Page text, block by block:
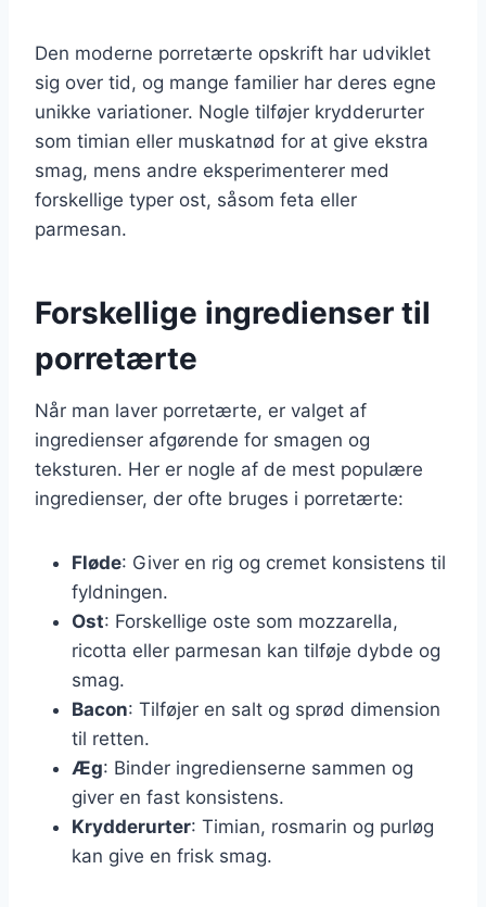
Den moderne porretærte opskrift har udviklet
sig over tid, og mange familier har deres egne
unikke variationer. Nogle tilføjer krydderurter
som timian eller muskatnød for at give ekstra
smag, mens andre eksperimenterer med
forskellige typer ost, såsom feta eller
parmesan.
Forskellige ingredienser til
porretærte
Når man laver porretærte, er valget af
ingredienser afgørende for smagen og
teksturen. Her er nogle af de mest populære
ingredienser, der ofte bruges i porretærte:
Fløde: Giver en rig og cremet konsistens til
fyldningen.
Ost: Forskellige oste som mozzarella,
ricotta eller parmesan kan tilføje dybde og
smag.
Bacon: Tilføjer en salt og sprød dimension
til retten.
Æg: Binder ingredienserne sammen og
giver en fast konsistens.
Krydderurter: Timian, rosmarin og purløg
kan give en frisk smag.